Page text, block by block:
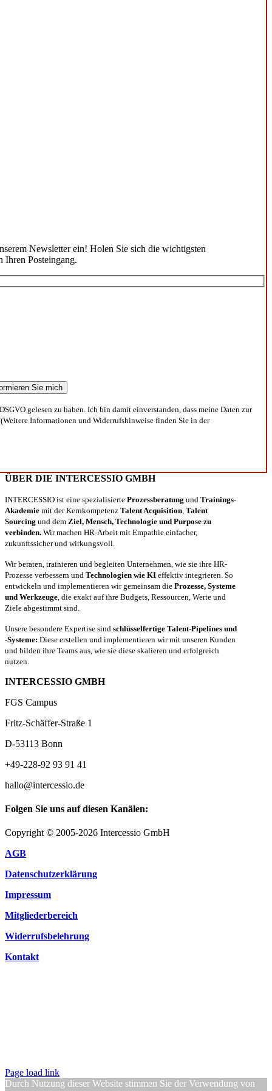
Newsletter ein! Holen Sie sich die wichtigsten
Ihren Posteingang.
gelesen zu haben. Ich bin damit einverstanden, dass meine Daten zur
Informationen und Widerrufshinweise finden Sie in der
ÜBER DIE INTERCESSIO GMBH
INTERCESSIO ist eine spezialisierte Prozessberatung und Trainings-
Akademie mit der Kernkompetenz Talent Acquisition Talent
Sourcing und dem Ziel, Mensch, Technologie und Purpose zu
verbinden. Wir machen HR-Arbeit mit Empathie einfacher,
zukunftssicher und wirkungsvoll.
Wir beraten, trainieren und begleiten Unternehmen, wie sie ihre HR-
Prozesse verbessern und Technologien wie KI effektiv integrieren. So
entwickeln und implementieren wir gemeinsam die Prozesse, Systeme
und Werkzeuge , die exakt auf ihre Budgets, Ressourcen, Werte und
Ziele abgestimmt sind.
Unsere besondere Expertise sind schlüsselfertige Talent-Pipelines und
-Systeme: Diese erstellen und implementieren wir mit unseren Kunden
und bilden ihre Teams aus, wie sie diese skalieren und erfolgreich
nutzen.
INTERCESSIO GMBH
FGS Campus
Fritz-Schäffer-Straße 1
D-53113 Bonn
+49-228-92 93 91 41
hallo@intercessio.de
Folgen Sie uns auf diesen Kanälen:
Copyright © 2005-2026 Intercessio GmbH
AGB
Datenschutzerklärung
Impressum
Mitgliederbereich
Widerrufsbelehrung
Kontakt
Page load link
Durch Nutzung dieser Website stimmen Sie der Verwendung von